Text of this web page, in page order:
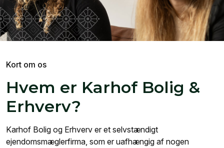
Kort om os
Hvem er Karhof Bolig &
Erhverv?
Karhof Bolig og Erhverv er et selvstændigt
ejendomsmæglerfirma, som er uafhængig af nogen